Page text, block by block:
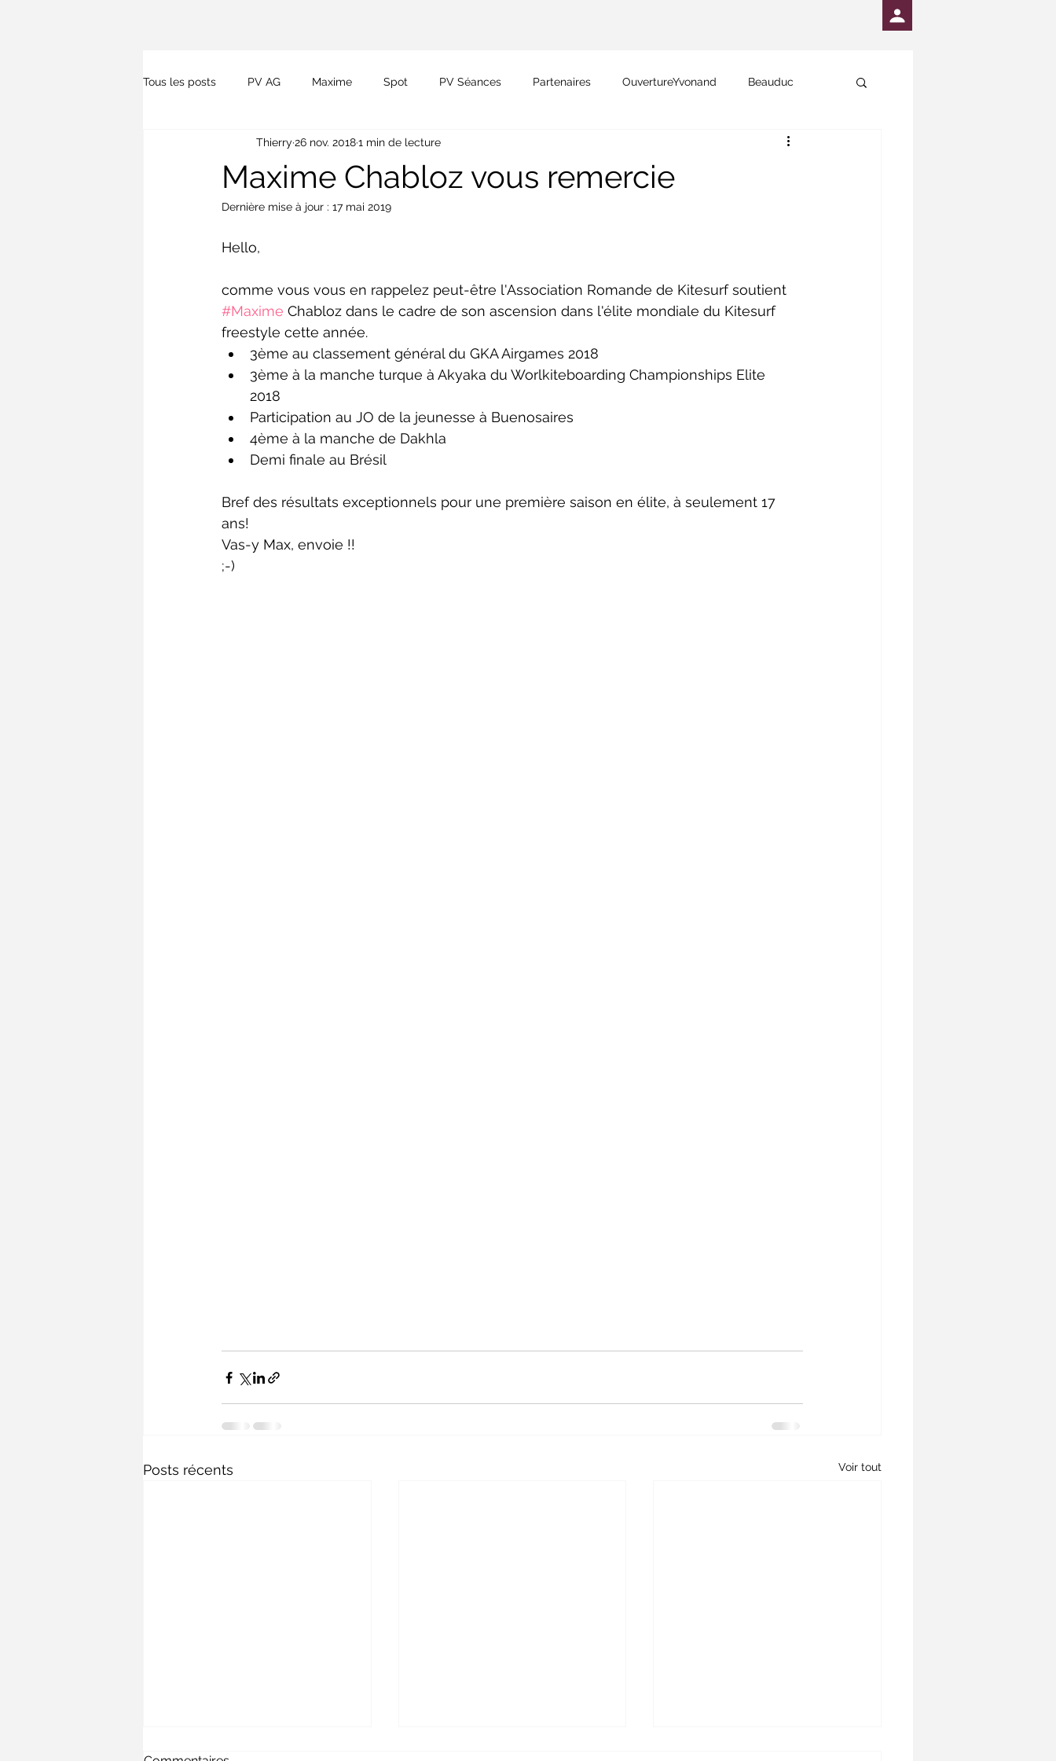
Tous les posts PV AG Maxime Spot PV Séances Partenaires OuvertureYvonand Beauduc
Lois et kitesurf Ruban Orange
Maxime Chabloz vous remercie
Thierry 26 nov. 20181 min de lecture
Dernière mise à jour : 17 mai 2019
Hello,
comme vous vous en rappelez peut-être l'Association Romande de Kitesurf soutient
#Maxime Chabloz dans le cadre de son ascension dans l'élite mondiale du Kitesurf
freestyle cette année.
3ème au classement général du GKA Airgames 2018
3ème à la manche turque à Akyaka du Worlkiteboarding Championships Elite
2018
Participation au JO de la jeunesse à Buenosaires
4ème à la manche de Dakhla
Demi finale au Brésil
Bref des résultats exceptionnels pour une première saison en élite, à seulement 17
ans!
Vas-y Max, envoie !!
;-)
Posts récents Voir tout
Technique du T-Launch